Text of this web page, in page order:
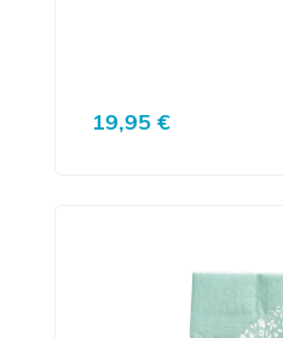
Regulärer Preis:
19,95 €